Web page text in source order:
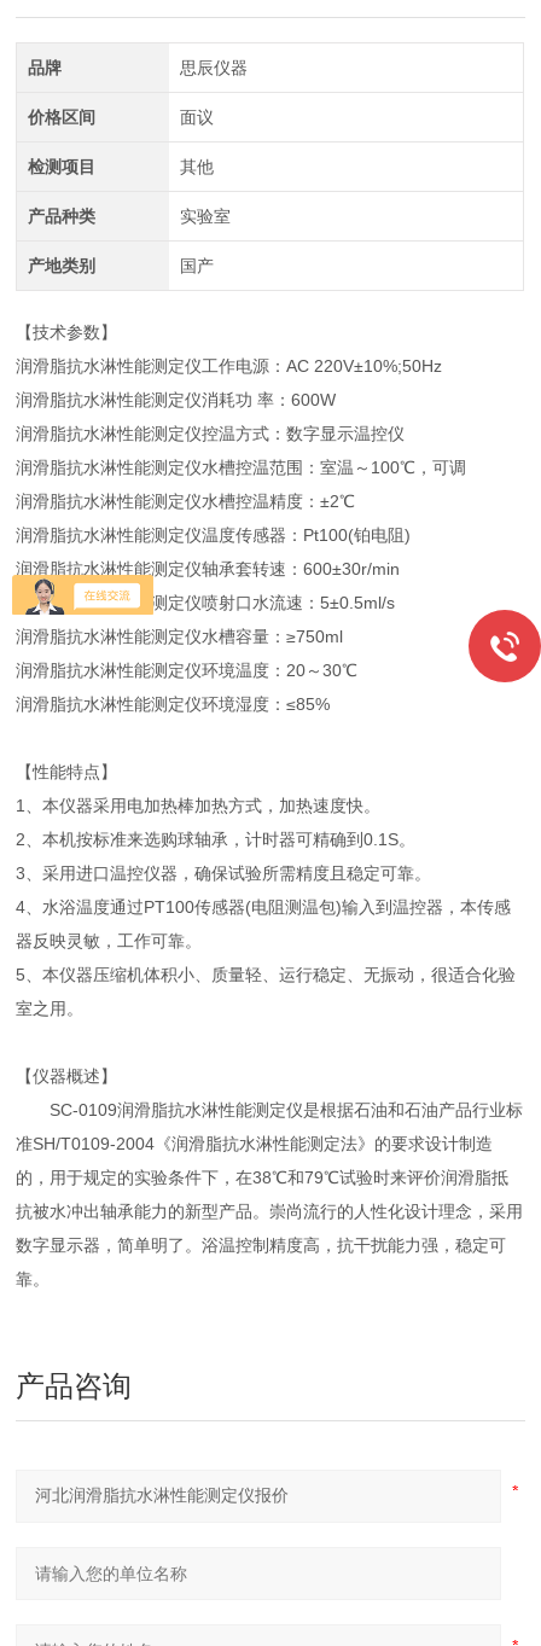
品牌 思辰仪器
价格区间 面议
检测项目 其他
产品种类 实验室
产地类别 国产
【技术参数】
润滑脂抗水淋性能测定仪工作电源：AC 220V±10%;50Hz
润滑脂抗水淋性能测定仪消耗功 率：600W
润滑脂抗水淋性能测定仪控温方式：数字显示温控仪
润滑脂抗水淋性能测定仪水槽控温范围：室温～100℃，可调
润滑脂抗水淋性能测定仪水槽控温精度：±2℃
润滑脂抗水淋性能测定仪温度传感器：Pt100(铂电阻)
润滑脂抗水淋性能测定仪轴承套转速：600±30r/min
润滑脂抗水淋性能测定仪喷射口水流速：5±0.5ml/s
润滑脂抗水淋性能测定仪水槽容量：≥750ml
润滑脂抗水淋性能测定仪环境温度：20～30℃
润滑脂抗水淋性能测定仪环境湿度：≤85%
【性能特点】
1、本仪器采用电加热棒加热方式，加热速度快。
2、本机按标准来选购球轴承，计时器可精确到0.1S。
3、采用进口温控仪器，确保试验所需精度且稳定可靠。
4、水浴温度通过PT100传感器(电阻测温包)输入到温控器，本传感
器反映灵敏，工作可靠。
5、本仪器压缩机体积小、质量轻、运行稳定、无振动，很适合化验
室之用。
【仪器概述】
SC-0109润滑脂抗水淋性能测定仪是根据石油和石油产品行业标
准SH/T0109-2004《润滑脂抗水淋性能测定法》的要求设计制造
的，用于规定的实验条件下，在38℃和79℃试验时来评价润滑脂抵
抗被水冲出轴承能力的新型产品。崇尚流行的人性化设计理念，采用
数字显示器，简单明了。浴温控制精度高，抗干扰能力强，稳定可
靠。
产品咨询